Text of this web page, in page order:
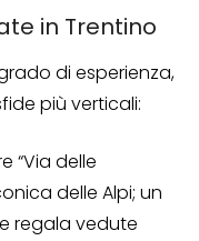
in Trentino
di esperienza,
più verticali:
“Via delle
delle Alpi; un
regala vedute